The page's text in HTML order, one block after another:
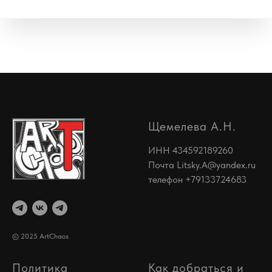
© 2025 ArtChaos
Щемелева А.Н.
ИНН 434592189260
Почта Litsky.A@yandex.ru
телефон +79133724683
Политика Как добраться и